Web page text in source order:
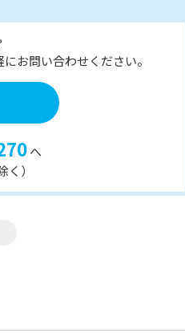
お問い合わせください。
へ
）